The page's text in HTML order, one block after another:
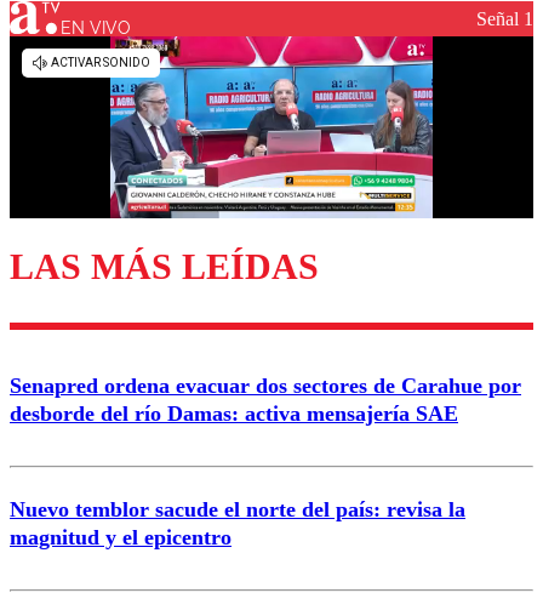
EN VIVO Señal 1
LAS MÁS LEÍDAS
Senapred ordena evacuar dos sectores de Carahue por
desborde del río Damas: activa mensajería SAE
Nuevo temblor sacude el norte del país: revisa la
magnitud y el epicentro